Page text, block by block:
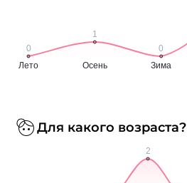
Для какого возраста?